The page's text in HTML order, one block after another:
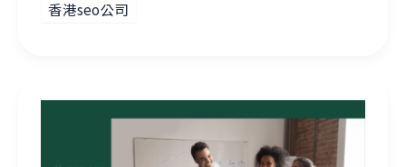
香港seo公司
點樣可以提升你的網站在搜尋器上的信任度同權威性？